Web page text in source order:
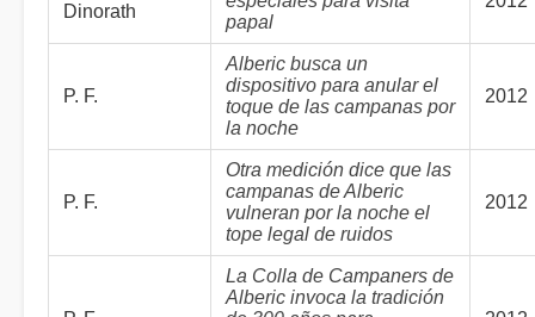
Dinorath
papal
P. F.
Alberic busca un
dispositivo para anular el
toque de las campanas por
la noche
2012
P. F.
Otra medición dice que las
campanas de Alberic
vulneran por la noche el
tope legal de ruidos
2012
La Colla de Campaners de
Alberic invoca la tradición